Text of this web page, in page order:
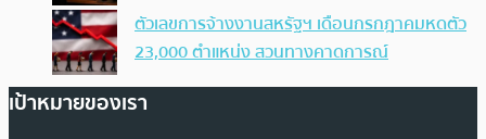
ตัวเลขการจ้างงานสหรัฐฯ เดือนกรกฎาคมหดตัว
23,000 ตำแหน่ง สวนทางคาดการณ์
เป้าหมายของเรา